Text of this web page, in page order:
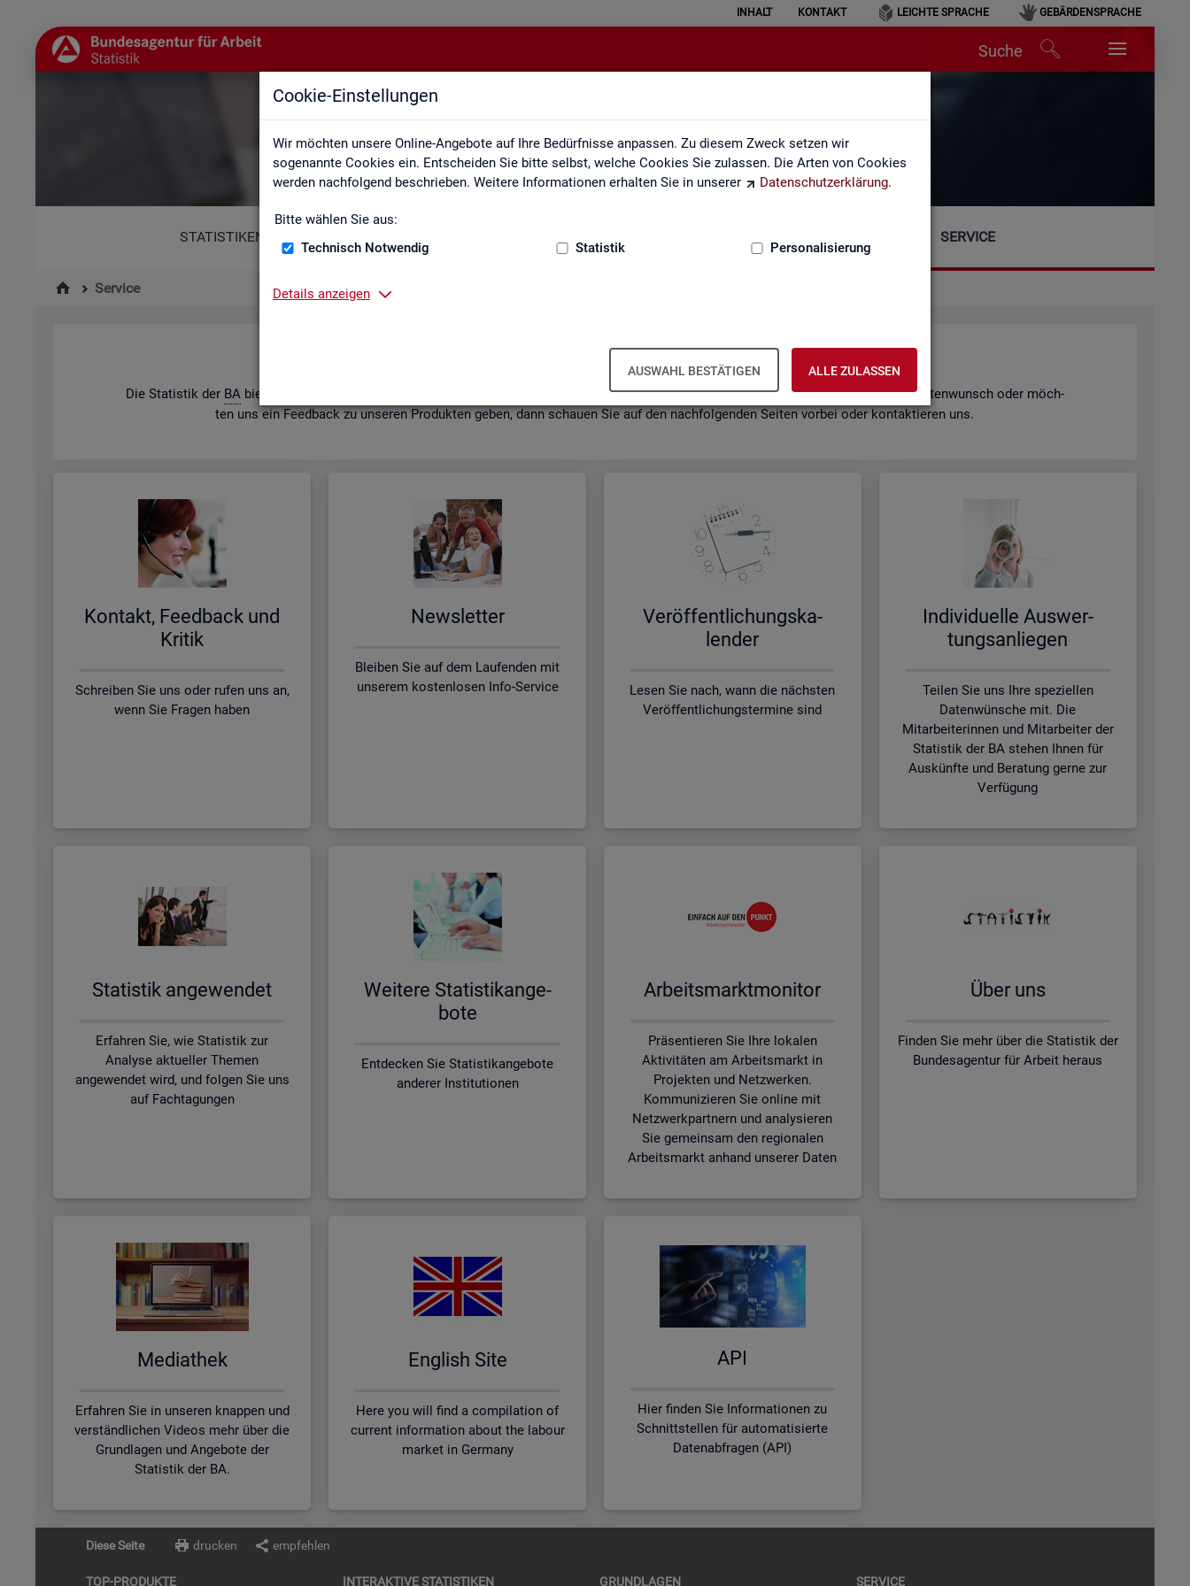
Cookie-Einstellungen
Wir möchten unsere Online-Angebote auf Ihre Bedürfnisse anpassen. Zu diesem Zweck setzen wir
sogenannte Cookies ein. Entscheiden Sie bitte selbst, welche Cookies Sie zulassen. Die Arten von Cookies
werden nachfolgend beschrieben. Weitere Informationen erhalten Sie in unserer
Datenschutzerklärung.
Bitte wählen Sie aus:
Technisch Notwendig
Statistik Personalisierung
Details anzeigen
AUSWAHL BESTÄTIGEN ALLE ZULASSEN
INHALT KONTAKT LEICHTE SPRACHE GEBÄRDENSPRACHE
Suche
Service
STATISTIKEN SERVICE
Service
Ser­vice
Die Sta­tis­tik der BAbie­tet ein brei­tes An­ge­bot an Pro­duk­ten und Son­der­aus­wer­tung (nachBe­darf). Haben Sie Fra­gen, einen spe­zi­el­len Da­ten­wunsch oder möch­
ten uns ein Feed­back zu un­se­ren Pro­duk­ten geben, dann schau­en Sie auf den nach­fol­gen­den Sei­ten vor­bei oder kon­tak­tie­ren uns.
Kon­takt, Feed­back und
Kri­tik
Schreiben Sie uns oder rufen uns an,
wenn Sie Fragen haben
News­let­ter
Bleiben Sie auf dem Laufenden mit
unserem kostenlosen Info-Service
Ver­öf­fent­li­chungs­ka­
len­der
Lesen Sie nach, wann die nächsten
Veröffentlichungstermine sind
In­di­vi­du­el­le Aus­wer­
tungs­an­lie­gen
Teilen Sie uns Ihre speziellen
Datenwünsche mit. Die
Mitarbeiterinnen und Mitarbeiter der
Statistik der BA stehen Ihnen für
Auskünfte und Beratung gerne zur
Verfügung
Sta­tis­tik an­ge­wen­det
Erfahren Sie, wie Statistik zur
Analyse aktueller Themen
angewendet wird, und folgen Sie uns
auf Fachtagungen
Wei­te­re Sta­tis­tik­an­ge­
bo­te
Entdecken Sie Statistikangebote
anderer Institutionen
Ar­beits­markt­mo­ni­tor
Präsentieren Sie Ihre lokalen
Aktivitäten am Arbeitsmarkt in
Projekten und Netzwerken.
Kommunizieren Sie online mit
Netzwerkpartnern und analysieren
Sie gemeinsam den regionalen
Arbeitsmarkt anhand unserer Daten
Über uns
Finden Sie mehr über die Statistik der
Bundesagentur für Arbeit heraus
Me­dia­thek
Erfahren Sie in unseren knappen und
verständlichen Videos mehr über die
Grundlagen und Angebote der
Statistik der BA.
English Site
Here you will find a compilation of
current information about the labour
market in Germany
API
Hier finden Sie Informationen zu
Schnittstellen für automatisierte
Datenabfragen (API)
Diese Seite drucken empfehlen
TOP-PRO­DUK­TE IN­TER­AK­TI­VE STA­TIS­TI­KEN GRUND­LA­GEN SER­VICE